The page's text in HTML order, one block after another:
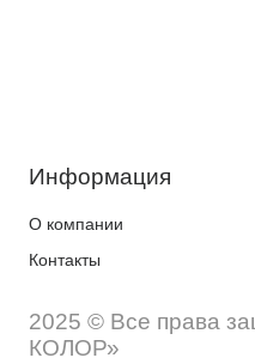
Информация
О компании
Контакты
2025 © Все права
КОЛОР»